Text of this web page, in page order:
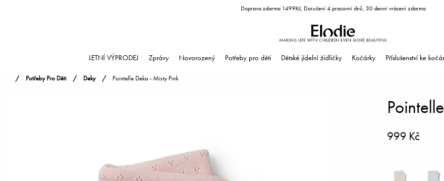
Doprava zdarma 1499Kč, Doručení 4 pracovní dnů, 30 denní vrácení zdarma
LETNÍ VÝPRODEJ Zprávy Novorozený Potřeby pro děti Dětské jídelní židličky Kočárky Příslušenství ke
Potřeby Pro Děti Deky Pointelle Deka - Misty Pink
999 Kč